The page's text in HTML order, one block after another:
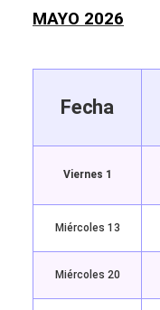
MAYO 2026
Fecha
Viernes 1
Miércoles 13
Miércoles 20